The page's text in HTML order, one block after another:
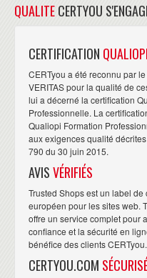
QUALITECERTYOU
CERTIFICATION QUALIOPI
CERTyou a été reconnu par
VERITAS pour la qualité de
lui a décerné la certification
Professionnelle. La
Qualiopi Formation
aux exigences qualité
790 du 30 juin 2015.
AVISVÉRIFIÉS
Trusted Shops est un label de
européen pour les sites web.
offre un service complet pour
confiance et la sécurité en
bénéfice des clients CERTyou.
CERTYOU.COM